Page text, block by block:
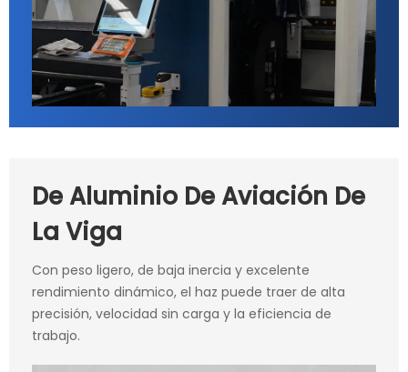
De Aluminio De Aviación De
La Viga
Con peso ligero, de baja inercia y excelente
rendimiento dinámico, el haz puede traer de alta
precisión, velocidad sin carga y la eficiencia de
trabajo.